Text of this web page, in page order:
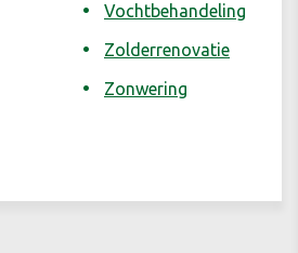
Vochtbehandeling
Zolderrenovatie
Zonwering